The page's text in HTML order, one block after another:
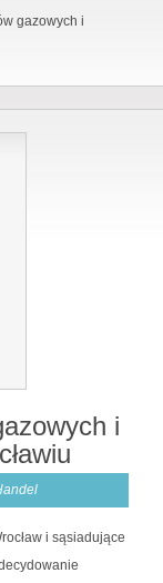
gazowych i
i
i sąsiadujące